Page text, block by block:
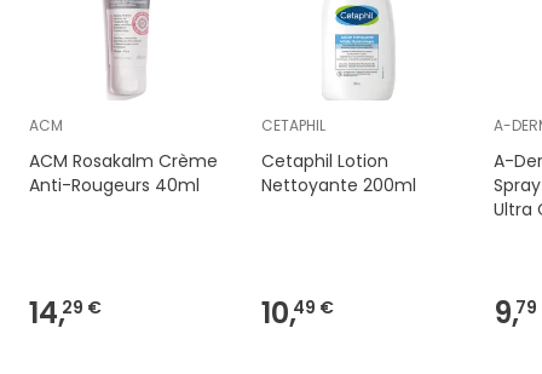
ACM
ACM Rosakalm Crème
Anti-Rougeurs 40ml
14,29 €
CETAPHIL
Cetaphil Lotion
Nettoyante 200ml
10,49 €
A-
A-
Ultra
9,